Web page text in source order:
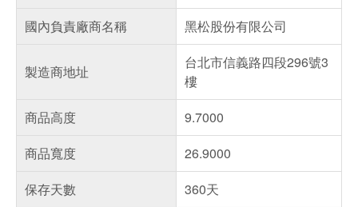
國內負責廠商名稱
黑松股份有限公司
製造商地址
台北市信義路四段296號3
樓
商品高度
9.7000
商品寬度
26.9000
保存天數
360天